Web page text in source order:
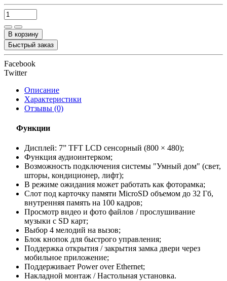
В корзину
Быстрый заказ
Facebook
Twitter
Описание
Характеристики
Отзывы (0)
Функции
Дисплей: 7” TFT LCD сенсорный (800 × 480);
Функция аудиоинтерком;
Возможность подключения системы "Умный дом" (свет,
шторы, кондиционер, лифт);
В режиме ожидания может работать как фоторамка;
Слот под карточку памяти MicroSD объемом до 32 Гб,
внутренняя память на 100 кадров;
Просмотр видео и фото файлов / прослушивание
музыки с SD карт;
Выбор 4 мелодий на вызов;
Блок кнопок для быстрого управления;
Поддержка открытия / закрытия замка двери через
мобильное приложение;
Поддерживает Power over Ethernet;
Накладной монтаж / Настольная установка.